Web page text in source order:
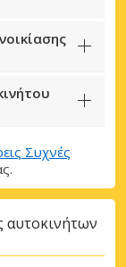
Συχνές
αυτοκινήτων